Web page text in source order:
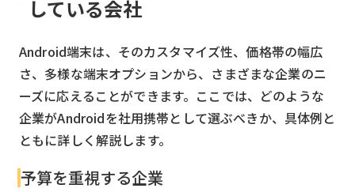
している会社
Android端末は、そのカスタマイズ性、価格帯の幅広
さ、多様な端末オプションから、さまざまな企業のニ
ーズに応えることができます。ここでは、どのような
企業がAndroidを社用携帯として選ぶべきか、具体例と
ともに詳しく解説します。
予算を重視する企業